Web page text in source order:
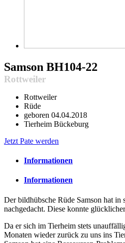
Samson BH104-22
Rottweiler
Rottweiler
Rüde
geboren 04.04.2018
Tierheim Bückeburg
Jetzt Pate werden
Informationen
Informationen
Der bildhübsche Rüde Samson hat
nachgedacht. Diese konnte
Da er sich im Tierheim stets
Monaten wieder zurück zu uns ins